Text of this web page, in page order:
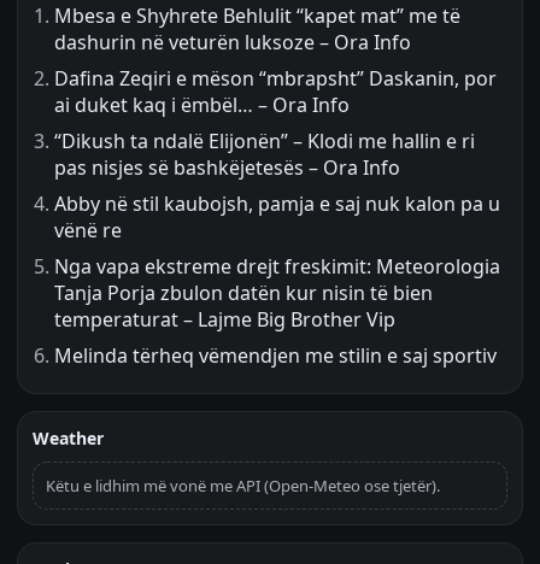
Mbesa e Shyhrete Behlulit “kapet mat” me të
dashurin në veturën luksoze – Ora Info
Dafina Zeqiri e mëson “mbrapsht” Daskanin, por
ai duket kaq i ëmbël… – Ora Info
“Dikush ta ndalë Elijonën” – Klodi me hallin e ri
pas nisjes së bashkëjetesës – Ora Info
Abby në stil kaubojsh, pamja e saj nuk kalon pa u
vënë re
Nga vapa ekstreme drejt freskimit: Meteorologia
Tanja Porja zbulon datën kur nisin të bien
temperaturat – Lajme Big Brother Vip
Melinda tërheq vëmendjen me stilin e saj sportiv
Weather
Këtu e lidhim më vonë me API (Open-Meteo ose tjetër).